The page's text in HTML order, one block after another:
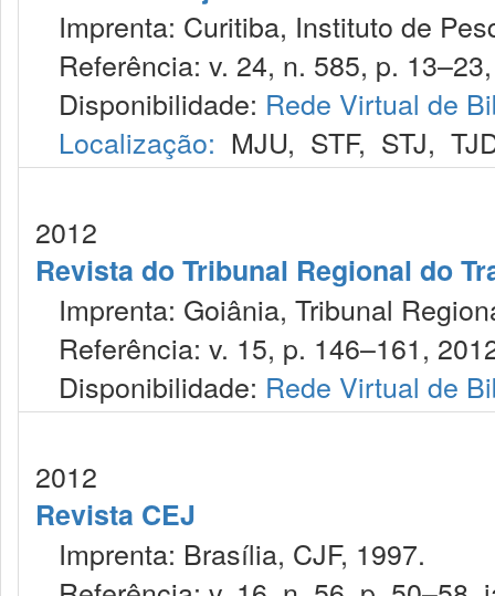
Imprenta: Curitiba, Instituto de
Referência: v. 24, n. 585, p.
Disponibilidade: Rede Virtual de
Localização: MJU, STF, STJ,
2012
Revista do Tribunal Regional do
Imprenta: Goiânia, Tribunal
Referência: v. 15, p. 146–161,
Disponibilidade: Rede Virtual de
2012
Revista CEJ
Imprenta: Brasília, CJF, 1997.